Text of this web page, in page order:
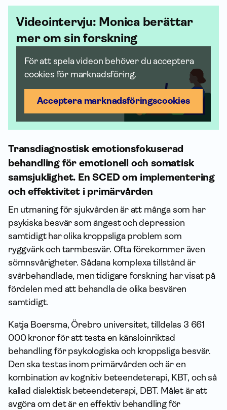
För att spela videon behöver du acceptera
cookies för marknadsföring.
Acceptera marknadsförings­cookies
Videointervju: Monica berättar
mer om sin forskning
Transdiagnostisk emotionsfokuserad
behandling för emotionell och somatisk
samsjuklighet. En SCED om implementering
och effektivitet i primärvården
En utmaning för sjukvården är att många som har
psykiska besvär som ångest och depression
samtidigt har olika kroppsliga problem som
ryggvärk och tarmbesvär. Ofta förekommer även
sömnsvårigheter. Sådana komplexa tillstånd är
svårbehandlade, men tidigare forskning har visat på
fördelen med att behandla de olika besvären
samtidigt.
Katja Boersma, Örebro universitet, tilldelas 3 661
000 kronor för att testa en känsloinriktad
behandling för psykologiska och kroppsliga besvär.
Den ska testas inom primärvården och är en
kombination av kognitiv beteendeterapi, KBT, och så
kallad dialektisk beteendeterapi, DBT. Målet är att
avgöra om det är en effektiv behandling för